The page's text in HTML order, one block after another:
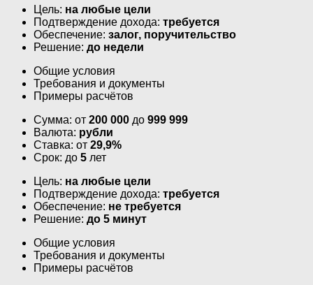
Цель: на любые цели
Подтверждение дохода: требуется
Обеспечение: залог, поручительство
Решение: до недели
Общие условия
Требования и документы
Примеры расчётов
Сумма: от 200 000 до 999 999
Валюта: рубли
Ставка: от 29,9%
Срок: до 5 лет
Цель: на любые цели
Подтверждение дохода: требуется
Обеспечение: не требуется
Решение: до 5 минут
Общие условия
Требования и документы
Примеры расчётов